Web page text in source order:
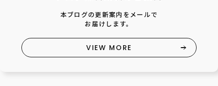
本ブログの更新案内をメールで
お届けします。
VIEW MORE